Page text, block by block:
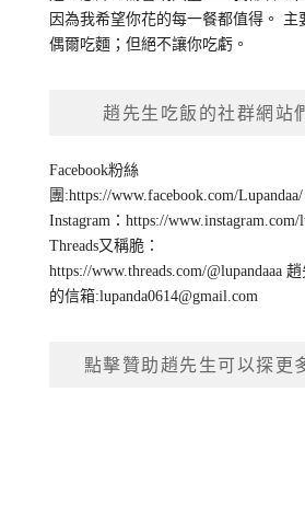
因為我希望你花的每一餐都值得。 主
偶爾吃麵；但絕不讓你吃虧。
趙先生吃飯的社群網站
Facebook粉絲
團:https://www.facebook.com/Lupandaa/
Instagram：https://www.instagram.com/
Threads又稱脆：
https://www.threads.com/@lupandaaa
的信箱:lupanda0614@gmail.com
點擊贊助趙先生可以探更